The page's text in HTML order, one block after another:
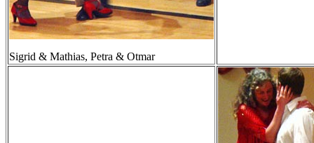
Sigrid & Mathias, Petra & Otmar